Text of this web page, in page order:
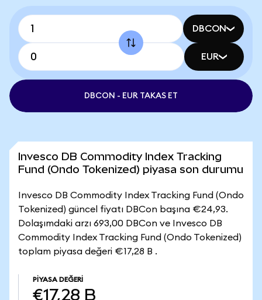
DBCON
EUR
DBCON - EUR TAKAS ET
Invesco DB Commodity Index Tracking
Fund (Ondo Tokenized) piyasa son durumu
Invesco DB Commodity Index Tracking Fund (Ondo
Tokenized) güncel fiyatı DBCon başına €24,93.
Dolaşımdaki arzı 693,00 DBCon ve Invesco DB
Commodity Index Tracking Fund (Ondo Tokenized)
toplam piyasa değeri €17,28 B .
PIYASA DEĞERI
€17,28 B